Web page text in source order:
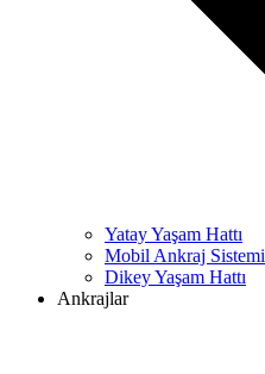
Yatay Yaşam Hattı
Mobil Ankraj Sistemi
Dikey Yaşam Hattı
Ankrajlar